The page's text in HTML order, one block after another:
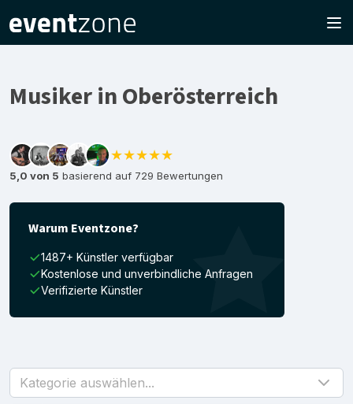
Musiker in Oberösterreich
★★★★★
5,0 von 5 basierend auf 729 Bewertungen
Warum Eventzone?
1487+ Künstler verfügbar
Kostenlose und unverbindliche Anfragen
Verifizierte Künstler
Kategorie auswählen...